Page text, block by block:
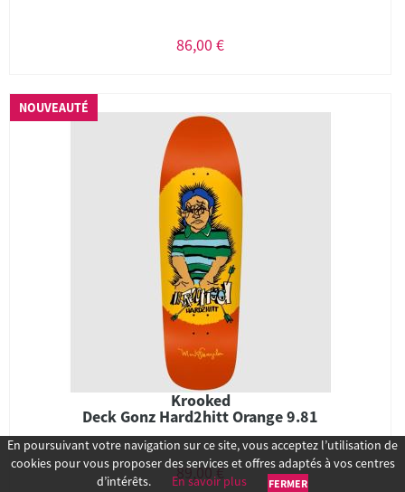
86,00 €
NOUVEAUTÉ
Krooked
Deck Gonz Hard2hitt Orange 9.81
89,00 €
En poursuivant votre navigation sur ce site, vous acceptez l’utilisation de
cookies pour vous proposer des services et offres adaptés à vos centres
d’intérêts.
En savoir plus FERMER